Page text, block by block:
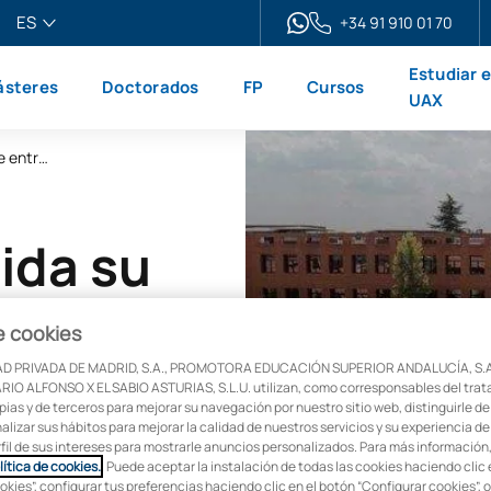
ES
+34 91 910 01 70
Doctorados FP Cursos
Estudiar
UAX
Grupo UAX consolida su liderazgo al situarse entre los top 10 centros para estudiar FP sanitaria en España
su
cookies
PRIVADA DE MADRID, S.A., PROMOTORA EDUCACIÓN SUPERIOR ANDALUCÍA,
ALFONSO X EL SABIO ASTURIAS, S.L.U. utilizan, como corresponsables del
y de terceros para mejorar su navegación por nuestro sitio web, distinguirle
sus hábitos para mejorar la calidad de nuestros servicios y su experiencia
de sus intereses para mostrarle anuncios personalizados. Para más
de cookies. . Puede aceptar la instalación de todas las cookies haciendo clic
configurar tus preferencias haciendo clic en el botón “Configurar cookies”,